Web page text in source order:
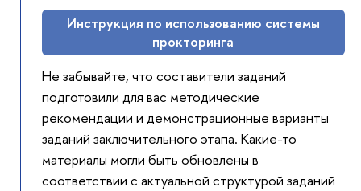
Инструкция по использованию системы
прокторинга
Не забывайте, что составители заданий
подготовили для вас методические
рекомендации и демонстрационные варианты
заданий заключительного этапа. Какие-то
материалы могли быть обновлены в
соответствии с актуальной структурой заданий